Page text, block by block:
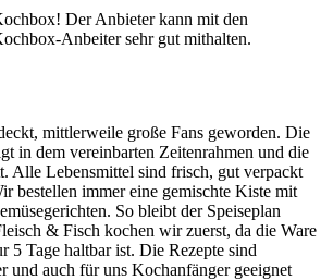
Der Anbieter kann mit den
Anbeiter sehr gut mithalten.
mittlerweile große Fans geworden. Die
in dem vereinbarten Zeitenrahmen und die
Alle Lebensmittel sind frisch, gut verpackt
bestellen immer eine gemischte Kiste mit
So bleibt der Speiseplan
& Fisch kochen wir zuerst, da die Ware
5 Tage haltbar ist. Die Rezepte sind
und auch für uns Kochanfänger geeignet